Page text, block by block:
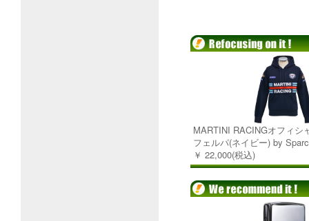
MARTINI RACINGオフィシ
フェルパ(ネイビー) by
￥ 22,000(税込)